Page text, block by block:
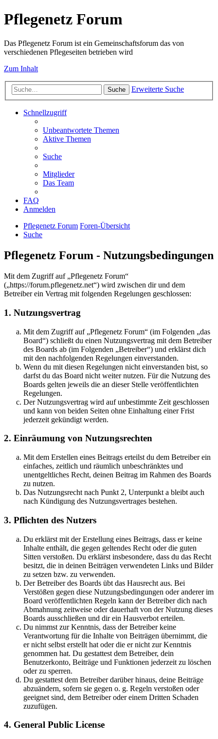
Pflegenetz Forum
Das Pflegenetz Forum ist ein Gemeinschaftsforum das von
verschiedenen Pflegeseiten betrieben wird
Zum Inhalt
Suche Erweiterte Suche
Schnellzugriff
Unbeantwortete Themen
Aktive Themen
Suche
Mitglieder
Das Team
FAQ
Anmelden
Pflegenetz Forum Foren-Übersicht
Suche
Pflegenetz Forum - Nutzungsbedingungen
Mit dem Zugriff auf „Pflegenetz Forum“
(„https://forum.pflegenetz.net“) wird zwischen dir und dem
Betreiber ein Vertrag mit folgenden Regelungen geschlossen:
1. Nutzungsvertrag
Mit dem Zugriff auf „Pflegenetz Forum“ (im Folgenden „das
Board“) schließt du einen Nutzungsvertrag mit dem Betreiber
des Boards ab (im Folgenden „Betreiber“) und erklärst dich
mit den nachfolgenden Regelungen einverstanden.
Wenn du mit diesen Regelungen nicht einverstanden bist, so
darfst du das Board nicht weiter nutzen. Für die Nutzung des
Boards gelten jeweils die an dieser Stelle veröffentlichten
Regelungen.
Der Nutzungsvertrag wird auf unbestimmte Zeit geschlossen
und kann von beiden Seiten ohne Einhaltung einer Frist
jederzeit gekündigt werden.
2. Einräumung von Nutzungsrechten
Mit dem Erstellen eines Beitrags erteilst du dem Betreiber ein
einfaches, zeitlich und räumlich unbeschränktes und
unentgeltliches Recht, deinen Beitrag im Rahmen des Boards
zu nutzen.
Das Nutzungsrecht nach Punkt 2, Unterpunkt a bleibt auch
nach Kündigung des Nutzungsvertrages bestehen.
3. Pflichten des Nutzers
Du erklärst mit der Erstellung eines Beitrags, dass er keine
Inhalte enthält, die gegen geltendes Recht oder die guten
Sitten verstoßen. Du erklärst insbesondere, dass du das Recht
besitzt, die in deinen Beiträgen verwendeten Links und Bilder
zu setzen bzw. zu verwenden.
Der Betreiber des Boards übt das Hausrecht aus. Bei
Verstößen gegen diese Nutzungsbedingungen oder anderer im
Board veröffentlichten Regeln kann der Betreiber dich nach
Abmahnung zeitweise oder dauerhaft von der Nutzung dieses
Boards ausschließen und dir ein Hausverbot erteilen.
Du nimmst zur Kenntnis, dass der Betreiber keine
Verantwortung für die Inhalte von Beiträgen übernimmt, die
er nicht selbst erstellt hat oder die er nicht zur Kenntnis
genommen hat. Du gestattest dem Betreiber, dein
Benutzerkonto, Beiträge und Funktionen jederzeit zu löschen
oder zu sperren.
Du gestattest dem Betreiber darüber hinaus, deine Beiträge
abzuändern, sofern sie gegen o. g. Regeln verstoßen oder
geeignet sind, dem Betreiber oder einem Dritten Schaden
zuzufügen.
4. General Public License